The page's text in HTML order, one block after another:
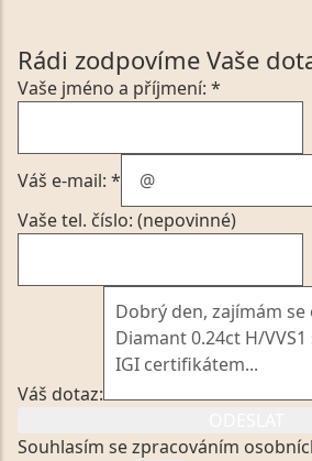
Rádi zodpovíme Vaše
Vaše jméno a příjmení: *
Váš e-mail: *
Vaše tel. číslo: (nepovinné)
Váš dotaz:
Souhlasím se zpracováním